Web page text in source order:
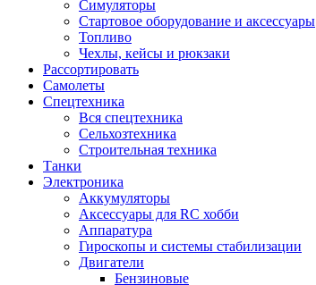
Симуляторы
Стартовое оборудование и аксессуары
Топливо
Чехлы, кейсы и рюкзаки
Рассортировать
Самолеты
Спецтехника
Вся спецтехника
Сельхозтехника
Строительная техника
Танки
Электроника
Аккумуляторы
Аксессуары для RC хобби
Аппаратура
Гироскопы и системы стабилизации
Двигатели
Бензиновые